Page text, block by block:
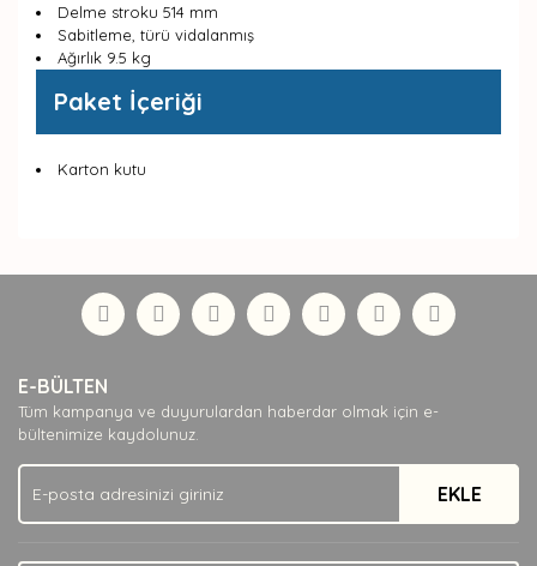
Delme stroku 514 mm
Sabitleme, türü vidalanmış
Ağırlık 9.5 kg
Paket İçeriği
Karton kutu
Yorum Yaz
formunu kullanarak tarafımıza iletebilirsiniz.
Görüş ve önerileriniz için teşekkür ederiz.
Ürün açıklamasında eksik bilgiler bulunuyor.
Ürün bilgilerinde hatalar bulunuyor.
Ürün fiyatı diğer sitelerden daha pahalı.
Bu ürüne benzer farklı alternatifler olmalı.
E-BÜLTEN
Tüm kampanya ve duyurulardan haberdar olmak için e-
bültenimize kaydolunuz.
EKLE